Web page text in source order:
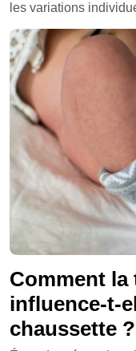
les variations
Comment la
influence-t-
chaussette ?